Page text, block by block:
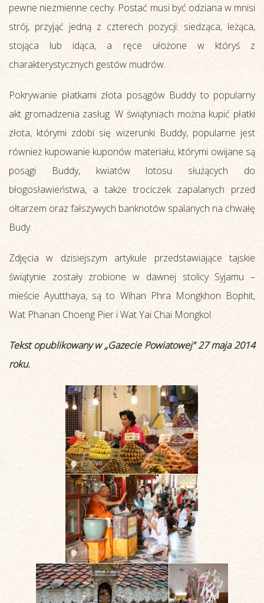
pewne niezmienne cechy. Postać musi być odziana w mnisi
strój, przyjąć jedną z czterech pozycji: siedząca, leżąca,
stojąca lub idąca, a ręce ułożone w któryś z
charakterystycznych gestów mudrów.
Pokrywanie płatkami złota posągów Buddy to popularny
akt gromadzenia zasług. W świątyniach można kupić płatki
złota, którymi zdobi się wizerunki Buddy, popularne jest
również kupowanie kuponów materiału, którymi owijane są
posągi Buddy, kwiatów lotosu służących do
błogosławieństwa, a także trociczek zapalanych przed
ołtarzem oraz fałszywych banknotów spalanych na chwałę
Budy.
Zdjęcia w dzisiejszym artykule przedstawiające tajskie
świątynie zostały zrobione w dawnej stolicy Syjamu –
mieście Ayutthaya, są to Wihan Phra Mongkhon Bophit,
Wat Phanan Choeng Pier i Wat Yai Chai Mongkol.
Tekst opublikowany w „Gazecie Powiatowej” 27 maja 2014
roku.